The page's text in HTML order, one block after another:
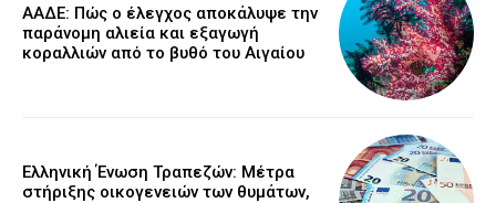
ΑΑΔΕ: Πώς ο έλεγχος αποκάλυψε την
παράνομη αλιεία και εξαγωγή
κοραλλιών από το βυθό του Αιγαίου
Ελληνική Ένωση Τραπεζών: Μέτρα
στήριξης οικογενειών των θυμάτων,